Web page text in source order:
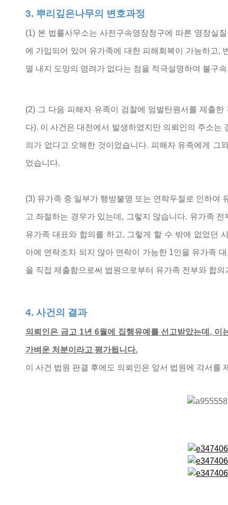
3. 뿌리깊은나무의 변호과정
(1) 본 법률사무소는 사전구속영장청구에 따른 영장실
에 가입되어 있어 유가족에 대한 피해회복이 가능하고,
멸 내지 도망의 염려가 없다는 점을 적극설명하여 불구
(2) 그 다음 피해자 유족이 검찰에 엄벌탄원서를 제출
다). 이 사건은 대전에서 발생하였지만 의뢰인의 주소
의가 없다고 오해한 것이었습니다. 피해자 유족에게 그
었습니다.
(3) 유가족 중 일부가 행방불명 또는 연락두절로 인하여
고 좌절하는 경우가 있는데, 그렇지 않습니다. 유가족
유가족 대표와 합의를 하고, 그렇게 할 수 밖에 없었던
아예 연락조차 되지 않아 연락이 가능한 1인을 유가족
을 직접 제출함으로써 법원으로부터 유가족 전부와 합
4. 사건의 결과
의뢰인은 금고 1년 6월에 집행유예를 선고받았는데,
가벼운 처분이라고 평가됩니다.
이 사건 법원 판결 후에도 의뢰인은 앞서 법원에 각서를